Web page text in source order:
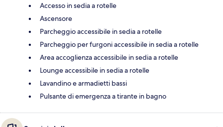
Accesso in sedia a rotelle
Ascensore
Parcheggio accessibile in sedia a rotelle
Parcheggio per furgoni accessibile in sedia a rotelle
Area accoglienza accessibile in sedia a rotelle
Lounge accessibile in sedia a rotelle
Lavandino e armadietti bassi
Pulsante di emergenza a tirante in bagno